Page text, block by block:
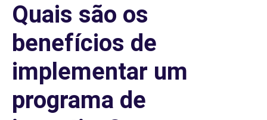
Quais são os
benefícios de
implementar um
programa de